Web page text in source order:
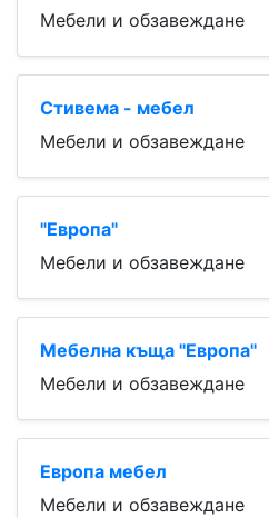
Мебели и обзавеждане
Стивема - мебел
Мебели и обзавеждане
"Европа"
Мебели и обзавеждане
Мебелна къща "Европа"
Мебели и обзавеждане
Европа мебел
Мебели и обзавеждане